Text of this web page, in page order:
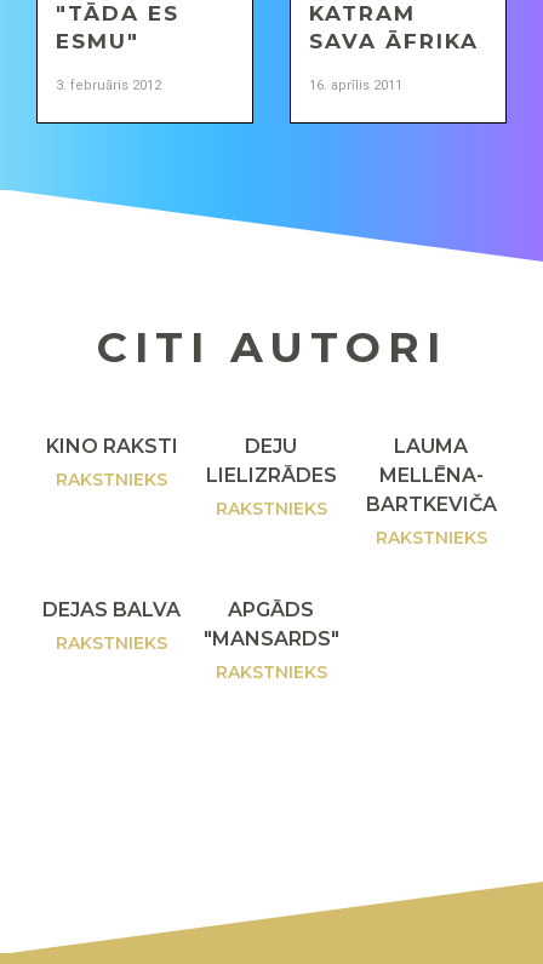
"TĀDA ES
ESMU"
3. februāris 2012
KATRAM
SAVA ĀFRIKA
16. aprīlis 2011
CITI AUTORI
KINO RAKSTI
RAKSTNIEKS
DEJU
LIELIZRĀDES
RAKSTNIEKS
LAUMA
MELLĒNA-
BARTKEVIČA
RAKSTNIEKS
DEJAS BALVA
RAKSTNIEKS
APGĀDS
"MANSARDS"
RAKSTNIEKS